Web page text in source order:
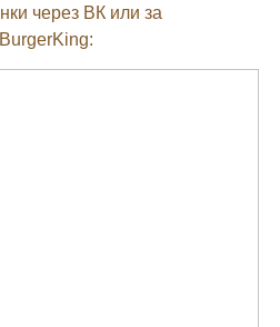
через ВК или за